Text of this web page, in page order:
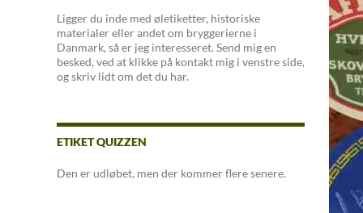
Ligger du inde med øletiketter, historiske
materialer eller andet om bryggerierne i
Danmark, så er jeg interesseret. Send mig en
besked, ved at klikke på kontakt mig i venstre side,
og skriv lidt om det du har.
ETIKET QUIZZEN
Den er udløbet, men der kommer flere senere.